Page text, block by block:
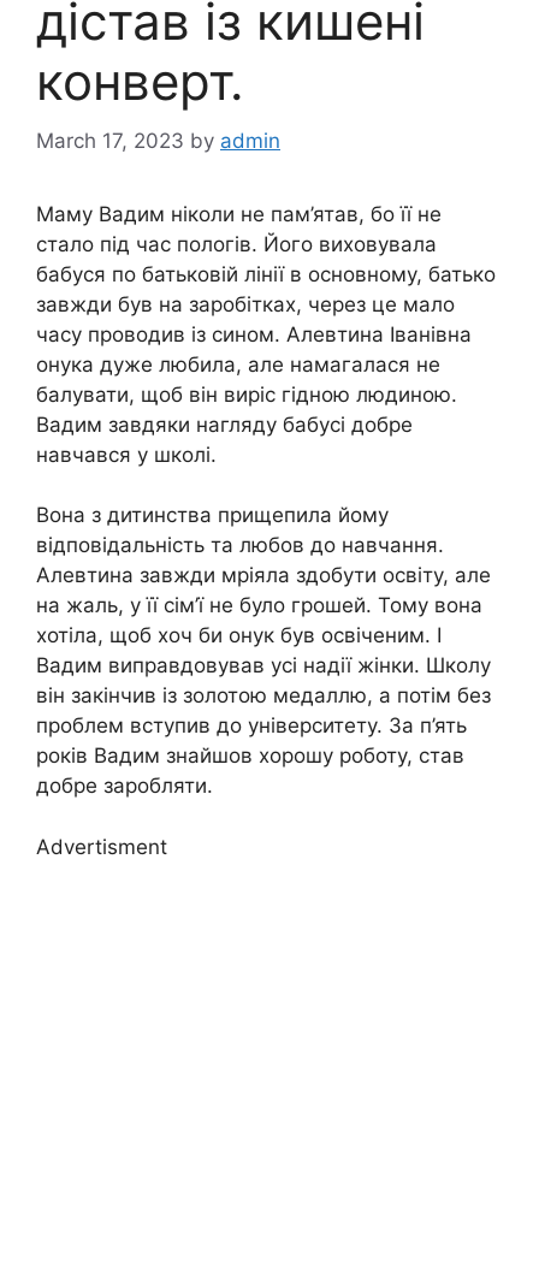
дістав із кишені
конверт.
March 17, 2023 by admin
Маму Вадим ніколи не пам’ятав, бо її не
стало під час пологів. Його виховувала
бабуся по батьковій лінії в основному, батько
завжди був на заробітках, через це мало
часу проводив із сином. Алевтина Іванівна
онука дуже любила, але намагалася не
балувати, щоб він виріс гідною людиною.
Вадим завдяки нагляду бабусі добре
навчався у школі.
Вона з дитинства прищепила йому
відповідальність та любов до навчання.
Алевтина завжди мріяла здобути освіту, але
на жаль, у її сім’ї не було грошей. Тому вона
хотіла, щоб хоч би онук був освіченим. І
Вадим виправдовував усі надії жінки. Школу
він закінчив із золотою медаллю, а потім без
проблем вступив до університету. За п’ять
років Вадим знайшов хорошу роботу, став
добре заробляти.
Advertisment